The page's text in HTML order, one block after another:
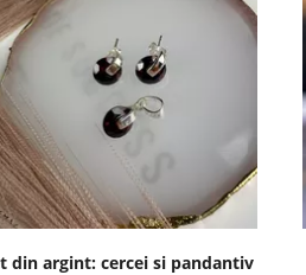
din argint: cercei si pandantiv